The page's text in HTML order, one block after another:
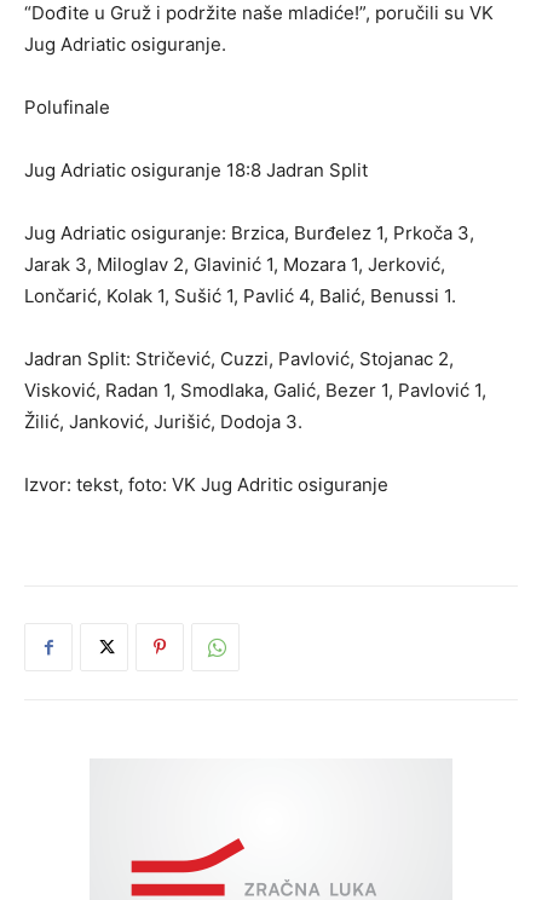
“Dođite u Gruž i podržite naše mladiće!”, poručili su VK
Jug Adriatic osiguranje.
Polufinale
Jug Adriatic osiguranje 18:8 Jadran Split
Jug Adriatic osiguranje: Brzica, Burđelez 1, Prkoča 3,
Jarak 3, Miloglav 2, Glavinić 1, Mozara 1, Jerković,
Lončarić, Kolak 1, Sušić 1, Pavlić 4, Balić, Benussi 1.
Jadran Split: Stričević, Cuzzi, Pavlović, Stojanac 2,
Visković, Radan 1, Smodlaka, Galić, Bezer 1, Pavlović 1,
Žilić, Janković, Jurišić, Dodoja 3.
Izvor: tekst, foto: VK Jug Adritic osiguranje